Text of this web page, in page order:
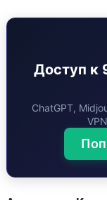
Доступ к
ChatGPT,